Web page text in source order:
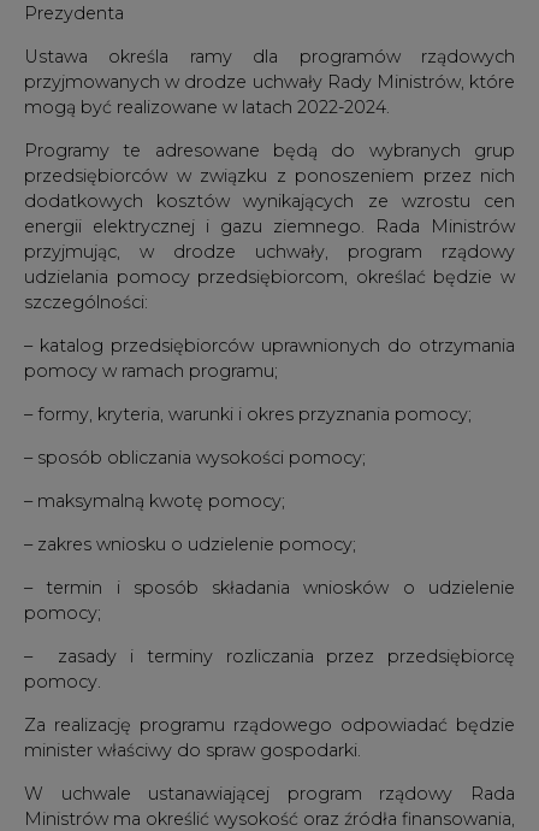
Prezydenta
Ustawa określa ramy dla programów rządowych
przyjmowanych w drodze uchwały Rady Ministrów, które
mogą być realizowane w latach 2022-2024.
Programy te adresowane będą do wybranych grup
przedsiębiorców w związku z ponoszeniem przez nich
dodatkowych kosztów wynikających ze wzrostu cen
energii elektrycznej i gazu ziemnego. Rada Ministrów
przyjmując, w drodze uchwały, program rządowy
udzielania pomocy przedsiębiorcom, określać będzie w
szczególności:
– katalog przedsiębiorców uprawnionych do otrzymania
pomocy w ramach programu;
– formy, kryteria, warunki i okres przyznania pomocy;
– sposób obliczania wysokości pomocy;
– maksymalną kwotę pomocy;
– zakres wniosku o udzielenie pomocy;
– termin i sposób składania wniosków o udzielenie
pomocy;
– zasady i terminy rozliczania przez przedsiębiorcę
pomocy.
Za realizację programu rządowego odpowiadać będzie
minister właściwy do spraw gospodarki.
W uchwale ustanawiającej program rządowy Rada
Ministrów ma określić wysokość oraz źródła finansowania,